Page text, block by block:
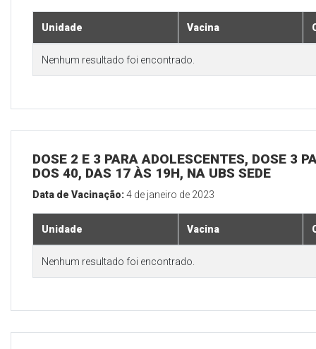
Unidade Vacina
Nenhum resultado foi encontrado.
DOSE 2 E 3 PARA ADOLESCENTES, DOSE 3
DOS 40, DAS 17 ÀS 19H, NA UBS SEDE
Data de Vacinação:4 de janeiro de 2023
Unidade Vacina
Nenhum resultado foi encontrado.